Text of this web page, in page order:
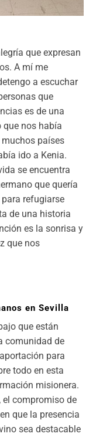
que expresan
A mí me
a escuchar
que
es de una
que nos había
países
ido a Kenia.
se encuentra
que quería
refugiarse
de una historia
es la sonrisa y
que nos
en Sevilla
que están
comunidad de
para
todo en esta
misionera.
el compromiso de
que la presencia
sea destacable